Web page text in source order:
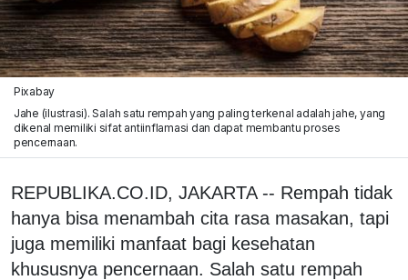
Pixabay
Jahe (ilustrasi). Salah satu rempah yang paling terkenal adalah jahe, yang
dikenal memiliki sifat antiinflamasi dan dapat membantu proses
pencernaan.
REPUBLIKA.CO.ID, JAKARTA -- Rempah tidak
hanya bisa menambah cita rasa masakan, tapi
juga memiliki manfaat bagi kesehatan
khususnya pencernaan. Salah satu rempah